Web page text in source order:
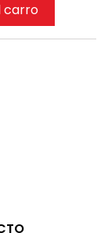
carro